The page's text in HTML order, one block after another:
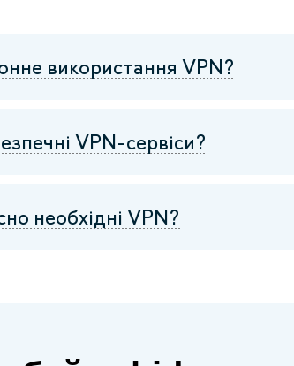
використання VPN?
VPN-сервіси?
необхідні VPN?